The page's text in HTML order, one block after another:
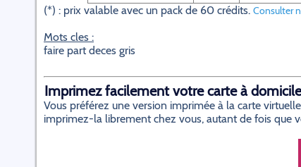
(*) : prix valable avec un pack de 60 crédits. Consulter
Mots cles :
faire part deces gris
Imprimez facilement votre carte à domicile
Vous préférez une version imprimée à la carte
imprimez-la librement chez vous, autant de fois que